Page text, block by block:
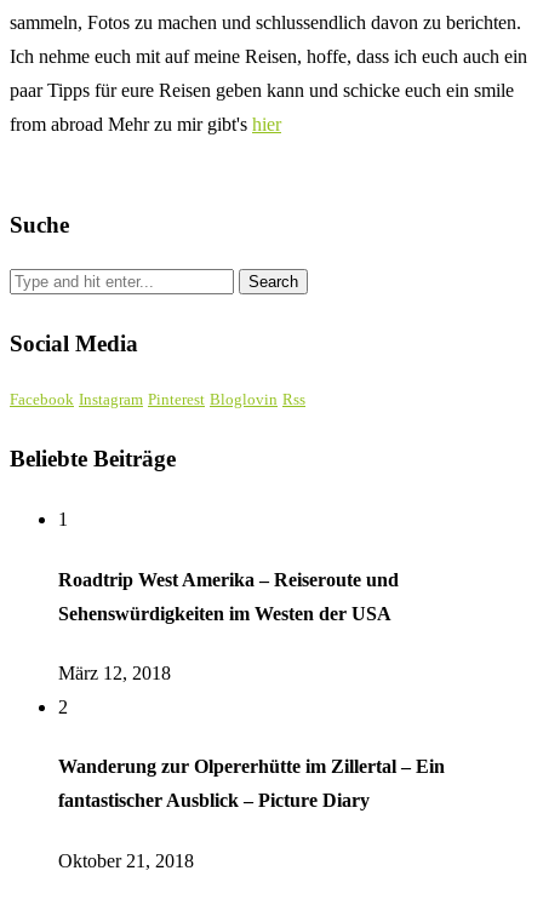
sammeln, Fotos zu machen und schlussendlich davon zu berichten.
Ich nehme euch mit auf meine Reisen, hoffe, dass ich euch auch ein
paar Tipps für eure Reisen geben kann und schicke euch ein smile
from abroad Mehr zu mir gibt's hier
Suche
Social Media
Facebook Instagram Pinterest Bloglovin Rss
Beliebte Beiträge
1
Roadtrip West Amerika – Reiseroute und
Sehenswürdigkeiten im Westen der USA
März 12, 2018
2
Wanderung zur Olpererhütte im Zillertal – Ein
fantastischer Ausblick – Picture Diary
Oktober 21, 2018